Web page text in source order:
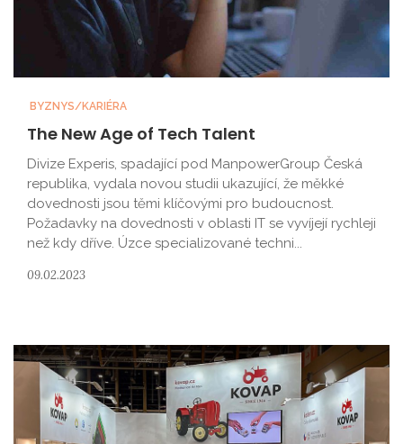
BYZNYS/KARIÉRA
The New Age of Tech Talent
Divize Experis, spadající pod ManpowerGroup Česká
republika, vydala novou studii ukazující, že měkké
dovednosti jsou těmi klíčovými pro budoucnost.
Požadavky na dovednosti v oblasti IT se vyvíjejí rychleji
než kdy dříve. Úzce specializované techni...
09.02.2023